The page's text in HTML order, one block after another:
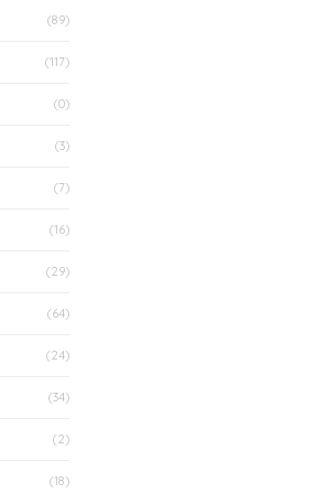
(89)
(117)
(0)
(3)
(7)
(16)
(29)
(64)
(24)
(34)
(2)
(18)